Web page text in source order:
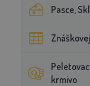
Pasce,
krmivo